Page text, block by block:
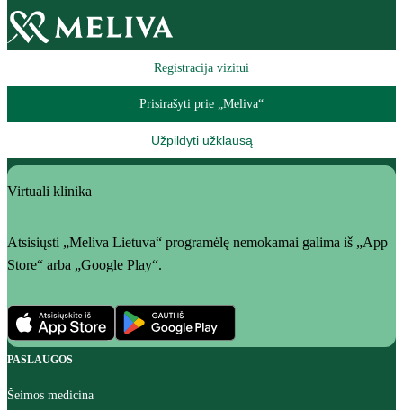
Registracija vizitui
Prisirašyti prie „Meliva“
Užpildyti užklausą
Virtuali klinika
Atsisiųsti „Meliva Lietuva“ programėlę nemokamai galima iš „App
Store“ arba „Google Play“.
PASLAUGOS
Šeimos medicina